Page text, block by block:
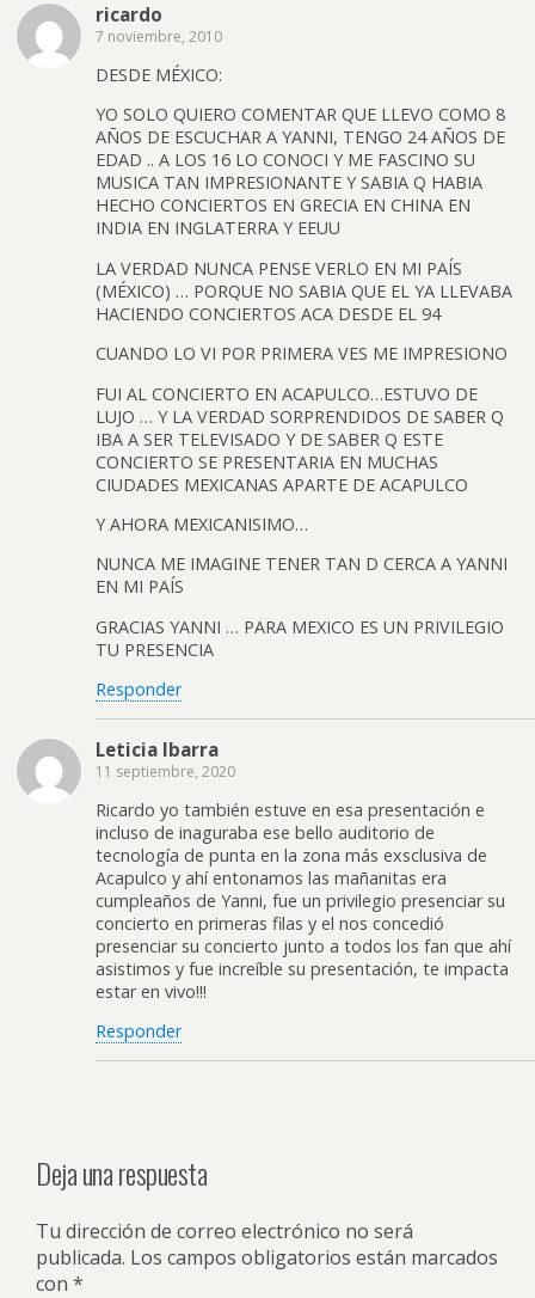
ricardo
7 noviembre, 2010
DESDE MÉXICO:
YO SOLO QUIERO COMENTAR QUE LLEVO COMO 8
AÑOS DE ESCUCHAR A YANNI, TENGO 24 AÑOS DE
EDAD .. A LOS 16 LO CONOCI Y ME FASCINO SU
MUSICA TAN IMPRESIONANTE Y SABIA Q HABIA
HECHO CONCIERTOS EN GRECIA EN CHINA EN
INDIA EN INGLATERRA Y EEUU
LA VERDAD NUNCA PENSE VERLO EN MI PAÍS
(MÉXICO) … PORQUE NO SABIA QUE EL YA LLEVABA
HACIENDO CONCIERTOS ACA DESDE EL 94
CUANDO LO VI POR PRIMERA VES ME IMPRESIONO
FUI AL CONCIERTO EN ACAPULCO…ESTUVO DE
LUJO … Y LA VERDAD SORPRENDIDOS DE SABER Q
IBA A SER TELEVISADO Y DE SABER Q ESTE
CONCIERTO SE PRESENTARIA EN MUCHAS
CIUDADES MEXICANAS APARTE DE ACAPULCO
Y AHORA MEXICANISIMO…
NUNCA ME IMAGINE TENER TAN D CERCA A YANNI
EN MI PAÍS
GRACIAS YANNI … PARA MEXICO ES UN PRIVILEGIO
TU PRESENCIA
Responder
Leticia Ibarra
11 septiembre, 2020
Ricardo yo también estuve en esa presentación e
incluso de inaguraba ese bello auditorio de
tecnología de punta en la zona más exsclusiva de
Acapulco y ahí entonamos las mañanitas era
cumpleaños de Yanni, fue un privilegio presenciar su
concierto en primeras filas y el nos concedió
presenciar su concierto junto a todos los fan que ahí
asistimos y fue increíble su presentación, te impacta
estar en vivo!!!
Responder
Deja una respuesta
Tu dirección de correo electrónico no será
publicada. Los campos obligatorios están marcados
con *